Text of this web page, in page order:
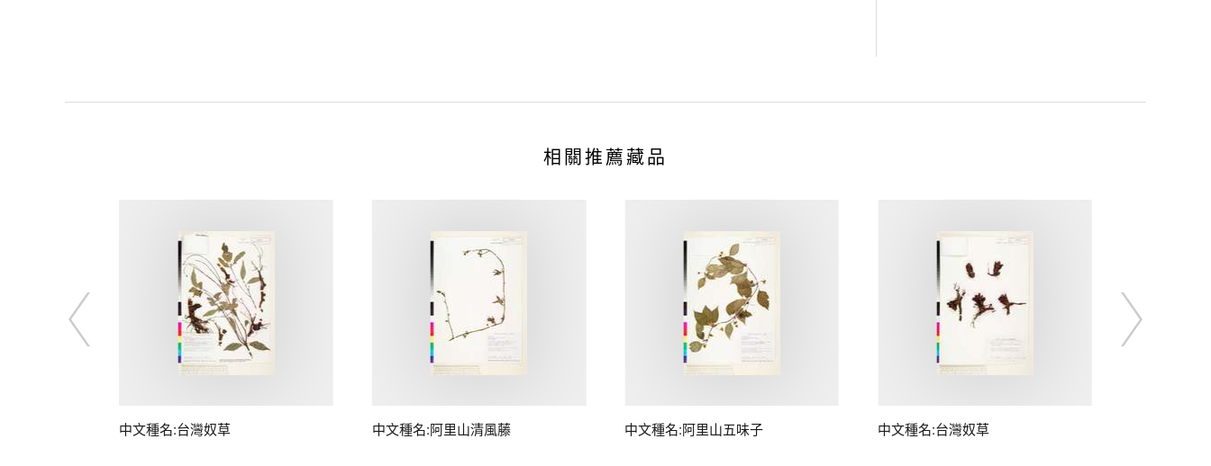
相關推薦藏品
中文種名:台灣奴草 中文種名:阿里山清風藤 中文種名:阿里山五味子 中文種名:台灣奴草